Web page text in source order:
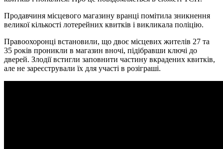
Продавчиня місцевого магазину вранці помітила зникнення
великої кількості лотерейних квитків і викликала поліцію.
Правоохоронці встановили, що двоє місцевих жителів 27 та
35 років проникли в магазин вночі, підібравши ключі до
дверей. Злодії встигли заповнити частину вкрадених квитків,
але не зареєстрували їх для участі в розіграші.